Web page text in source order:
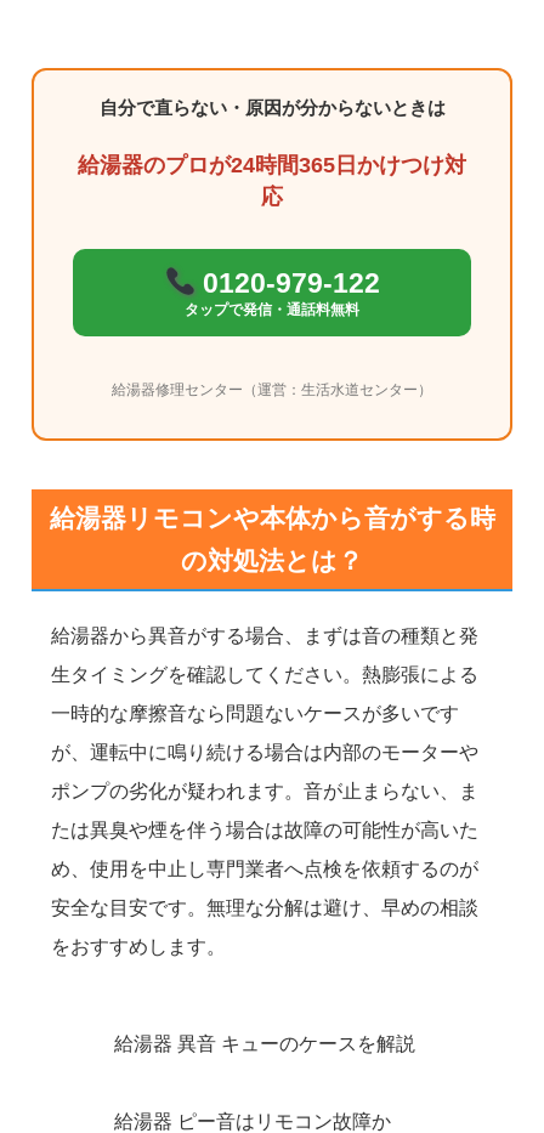
自分で直らない・原因が分からないときは
給湯器のプロが24時間365日かけつけ対
応
0120-979-122
タップで発信・通話料無料
給湯器修理センター（運営：生活水道センター）
給湯器リモコンや本体から音がする時
の対処法とは？
給湯器から異音がする場合、まずは音の種類と発
生タイミングを確認してください。熱膨張による
一時的な摩擦音なら問題ないケースが多いです
が、運転中に鳴り続ける場合は内部のモーターや
ポンプの劣化が疑われます。音が止まらない、ま
たは異臭や煙を伴う場合は故障の可能性が高いた
め、使用を中止し専門業者へ点検を依頼するのが
安全な目安です。無理な分解は避け、早めの相談
をおすすめします。
給湯器 異音 キューのケースを解説
給湯器 ピー音はリモコン故障か